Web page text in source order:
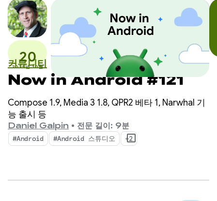
20
2025년 10월
커뮤니티
Now in Android #121
Compose 1.9, Media 3 1.8, QPR2 베타 1, Narwhal 기
능 출시 등
Daniel Galpin • 전문 길이: 9분
#Android #Android 스튜디오 +2